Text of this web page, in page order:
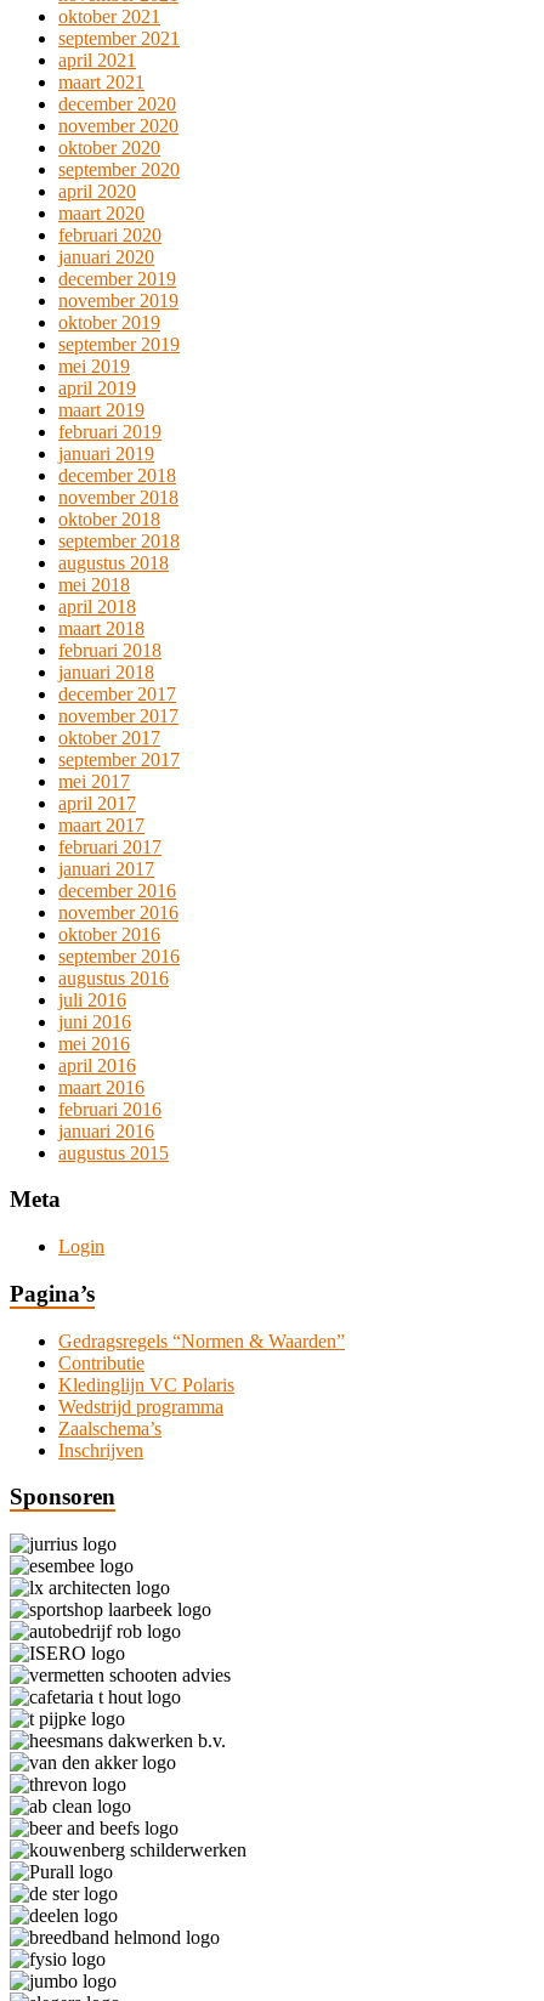
oktober 2021
september 2021
april 2021
maart 2021
december 2020
november 2020
oktober 2020
september 2020
april 2020
maart 2020
februari 2020
januari 2020
december 2019
november 2019
oktober 2019
september 2019
mei 2019
april 2019
maart 2019
februari 2019
januari 2019
december 2018
november 2018
oktober 2018
september 2018
augustus 2018
mei 2018
april 2018
maart 2018
februari 2018
januari 2018
december 2017
november 2017
oktober 2017
september 2017
mei 2017
april 2017
maart 2017
februari 2017
januari 2017
december 2016
november 2016
oktober 2016
september 2016
augustus 2016
juli 2016
juni 2016
mei 2016
april 2016
maart 2016
februari 2016
januari 2016
augustus 2015
Meta
Login
Pagina’s
Gedragsregels “Normen & Waarden”
Contributie
Kledinglijn VC Polaris
Wedstrijd programma
Zaalschema’s
Inschrijven
Sponsoren